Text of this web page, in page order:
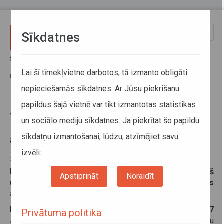
Sākums
maršrutos
Jelgavas novadā būs nelielas
izmaiņas divos reģionālo
autobusu maršrutos
28. jūlijs 2023
No šī gada 14. augusta pasažieriem jāpievērš
uzmanība nelielām izmaiņām reģionālās nozīmes
autobusu maršrutos Rīga–Jelgava un Jelgava–Auce.
Reģionālās nozīmes autobusu maršrutā nr. 7347
Jelgava–Auce
pasažieri turpmāk varēs izmantot pieturu
Sīkdatnes
Lai šī tīmekļvietne darbotos, tā izmanto obligāti
nepieciešamās sīkdatnes. Ar Jūsu piekrišanu
papildus šajā vietnē var tikt izmantotas statistikas
un sociālo mediju sīkdatnes. Ja piekrītat šo papildu
sīkdatņu izmantošanai, lūdzu, atzīmējiet savu
izvēli:
Apstiprināt Noraidīt
Privātuma politika